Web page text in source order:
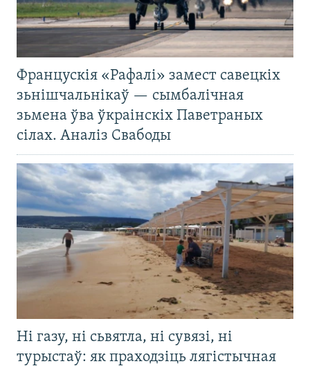
Францускія «Рафалі» замест савецкіх
зьнішчальнікаў — сымбалічная
зьмена ўва ўкраінскіх Паветраных
сілах. Аналіз Свабоды
Ні газу, ні сьвятла, ні сувязі, ні
турыстаў: як праходзіць лягістычная